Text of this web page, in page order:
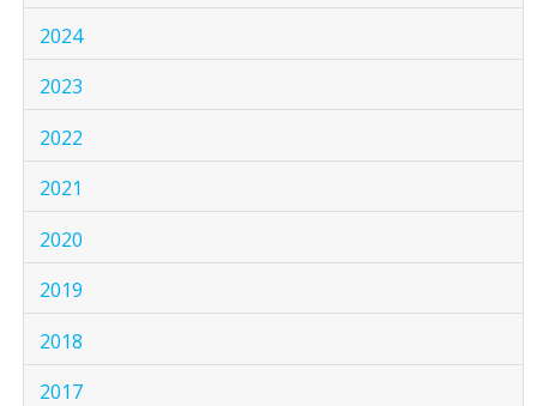
2024
2023
2022
2021
2020
2019
2018
2017